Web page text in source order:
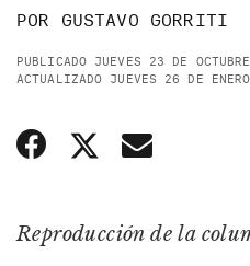
POR GUSTAVO GORRITI
PUBLICADO JUEVES 23 DE
ACTUALIZADO JUEVES 26 DE
Reproducción de la